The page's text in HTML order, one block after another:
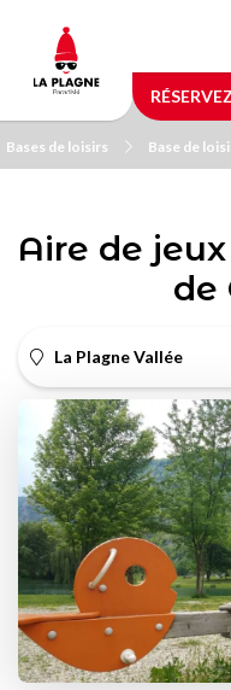
contenu
principal
Bases de loisirs Base de
Aire de
de
La Plagne Vallée